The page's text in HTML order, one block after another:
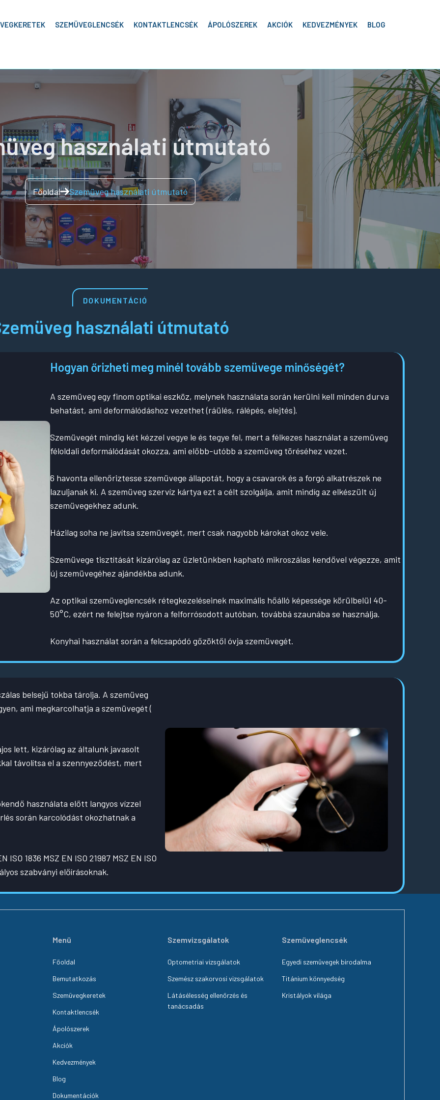
SZEMÜVEGLENCSÉK KONTAKTLENCSÉK ÁPOLÓSZEREK AKCIÓK KEDVEZMÉNYEK BLOG
használati útmutató
Főoldal Szemüveg használati útmutató
DOKUMENTÁCIÓ
használati útmutató
Hogyan őrizheti meg minél tovább szemüvege minőségét?
A szemüveg egy finom optikai eszköz, melynek használata során kerülni kell minden durva
behatást, ami deformálódáshoz vezethet (ráülés, rálépés, elejtés).
Szemüvegét mindig két kézzel vegye le és tegye fel, mert a félkezes használat a szemüveg
féloldali deformálódását okozza, ami előbb-utóbb a szemüveg töréséhez vezet.
6 havonta ellenőriztesse szemüvege állapotát, hogy a csavarok és a forgó alkatrészek ne
lazuljanak ki. A szemüveg szervíz kártya ezt a célt szolgálja, amit mindíg az elkészült új
szemüvegekhez adunk.
Házilag soha ne javítsa szemüvegét, mert csak nagyobb károkat okoz vele.
Szemüvege tisztítását kizárólag az üzletünkben kapható mikroszálas kendővel végezze, amit
új szemüvegéhez ajándékba adunk.
Az optikai szemüveglencsék rétegkezeléseinek maximális hőálló képessége körülbelül 40-
50°C, ezért ne felejtse nyáron a felforrósodott autóban, továbbá szaunába se használja.
Konyhai használat során a felcsapódó gőzöktől óvja szemüvegét.
belsejű tokba tárolja. A szemüveg
ami megkarcolhatja a szemüvegét (
lett, kizárólag az általunk javasolt
távolítsa el a szennyeződést, mert
használata előtt langyos vízzel
során karcolódást okozhatnak a
1836 MSZ EN ISO 21987 MSZ EN ISO
szabványi előírásoknak.
Menü
Főoldal
Bemutatkozás
Szemüvegkeretek
Kontaktlencsék
Ápolószerek
Akciók
Kedvezmények
Blog
Dokumentációk
Szemvizsgálatok
Optometriai vizsgálatok
Szemész szakorvosi vizsgálatok
Látásélesség ellenőrzés és
tanácsadás
Szemüveglencsék
Egyedi szemüvegek birodalma
Titánium könnyedség
Kristályok világa